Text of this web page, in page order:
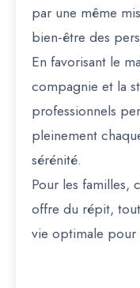
par une même
bien-être des
En favorisant le
compagnie et la
professionnels
pleinement
sérénité.
Pour les familles,
offre du répit,
vie optimale pour